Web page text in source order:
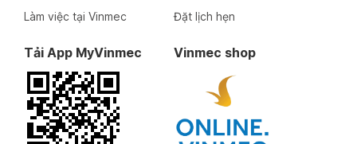
Làm việc tại Vinmec
Đặt lịch hẹn
Tải App MyVinmec Vinmec shop